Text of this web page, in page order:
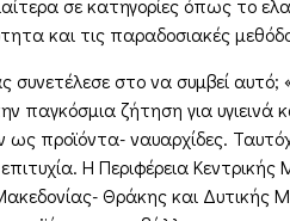
σε κατηγορίες όπως το
και τις παραδοσιακές
συνετέλεσε στο να συμβεί
ζήτηση για υγιεινά
ως προϊόντα- ναυαρχίδες.
Η Περιφέρεια Κεντρικής
Θράκης και Δυτικής